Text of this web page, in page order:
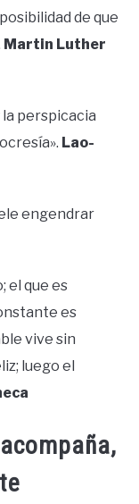
de que
Martin Luther
perspicacia
Lao-
engendrar
el que es
es
vive sin
luego el